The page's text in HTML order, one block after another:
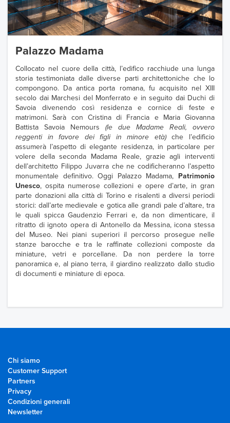
Palazzo Madama
Collocato nel cuore della città, l’edifico racchiude una lunga
storia testimoniata dalle diverse parti architettoniche che lo
compongono. Da antica porta romana, fu acquisito nel XIII
secolo dai Marchesi del Monferrato e in seguito dai Duchi di
Savoia divenendo così residenza e cornice di feste e
matrimoni. Sarà con Cristina di Francia e Maria Giovanna
Battista Savoia Nemours (le due Madame Reali, ovvero
reggenti in favore dei figli in minore età)che l’edificio
assumerà l’aspetto di elegante residenza, in particolare per
volere della seconda Madama Reale, grazie agli interventi
dell’architetto Filippo Juvarra che ne codificheranno l’aspetto
monumentale definitivo. Oggi Palazzo Madama, Patrimonio
Unesco, ospita numerose collezioni e opere d’arte, in gran
parte donazioni alla città di Torino e risalenti a diversi periodi
storici: dall’arte medievale e gotica alle grandi pale d’altare, tra
le quali spicca Gaudenzio Ferrari e, da non dimenticare, il
ritratto di ignoto opera di Antonello da Messina, icona stessa
del Museo. Nei piani superiori il percorso prosegue nelle
stanze barocche e tra le raffinate collezioni composte da
miniature, vetri e porcellane. Da non perdere la torre
panoramica e, al piano terra, il giardino realizzato dallo studio
di documenti e miniature di epoca.
Chi siamo
Customer Support
Partners
Privacy
Condizioni generali
Newsletter